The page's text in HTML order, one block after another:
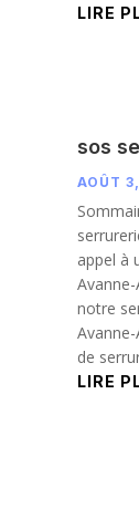
LIRE
sos
AOÛT
appel à
notre
de
LIRE